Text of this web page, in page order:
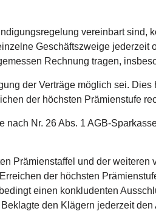
vereinbart sind,
Geschäftszweige
Rechnung tragen,
der Verträge möglich sei.
der höchsten Prämienstufe
Nr. 26 Abs. 1 AGB-
Prämienstaffel und der
der höchsten
einen konkludenten
den Klägern jederzeit